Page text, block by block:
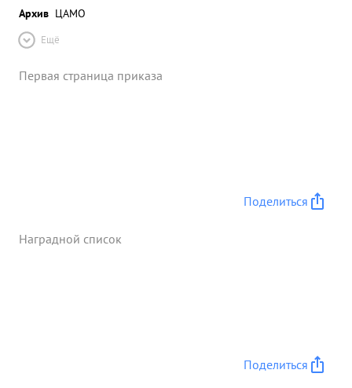
Архив ЦАМО
Ещё
Первая страница приказа
Поделиться
Наградной список
Поделиться